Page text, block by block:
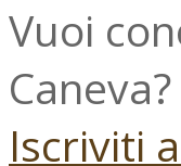
Vuoi
Caneva?
Iscriviti